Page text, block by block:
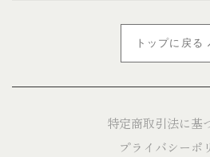
トップに戻る
特定商取引法に基
プライバシーポ